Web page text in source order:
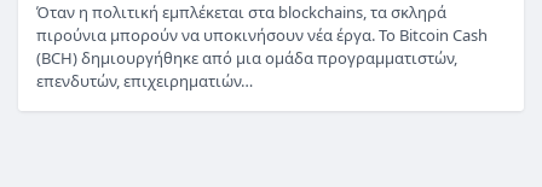
Όταν η πολιτική εμπλέκεται στα blockchains, τα σκληρά
πιρούνια μπορούν να υποκινήσουν νέα έργα. Το Bitcoin Cash
(BCH) δημιουργήθηκε από μια ομάδα προγραμματιστών,
επενδυτών, επιχειρηματιών…